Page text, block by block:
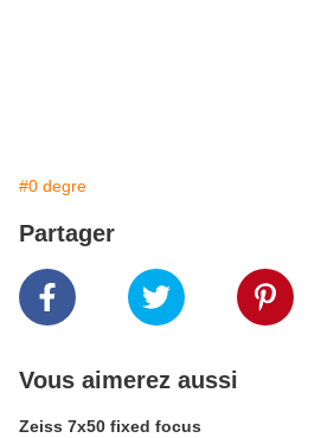
#0 degre
Partager
Vous aimerez aussi
Zeiss 7x50 fixed focus